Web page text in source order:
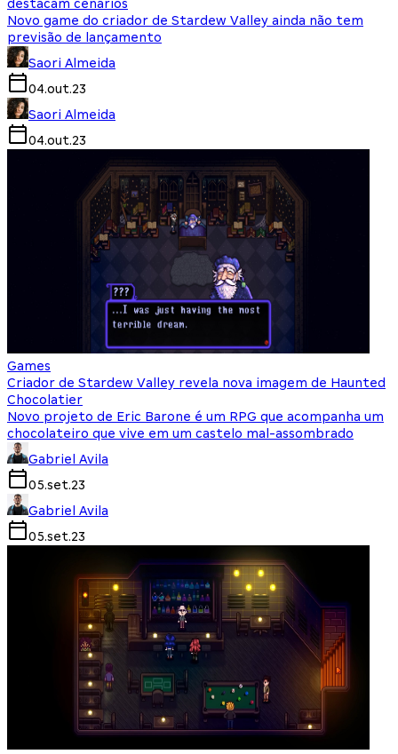
destacam cenários
Novo game do criador de Stardew Valley ainda não tem
previsão de lançamento
Saori Almeida
04.out.23
Saori Almeida
04.out.23
Games
Criador de Stardew Valley revela nova imagem de Haunted
Chocolatier
Novo projeto de Eric Barone é um RPG que acompanha um
chocolateiro que vive em um castelo mal-assombrado
Gabriel Avila
05.set.23
Gabriel Avila
05.set.23